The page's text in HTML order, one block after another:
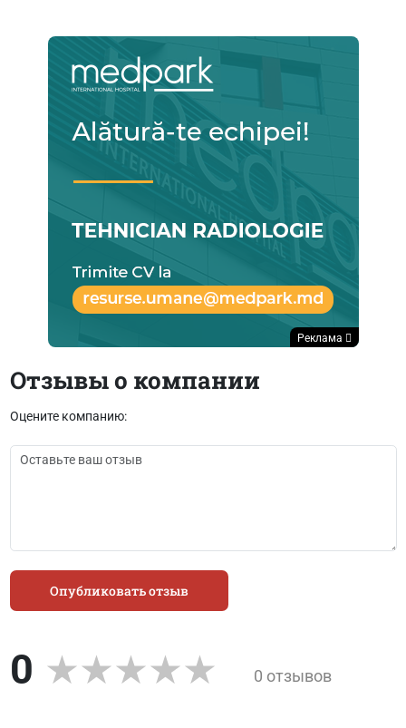
Реклама
Отзывы о компании
Оцените компанию:
Опубликовать отзыв
0 0 отзывов